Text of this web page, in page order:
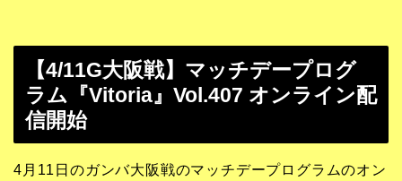
【4/11G大阪戦】マッチデープログ
ラム『Vitoria』Vol.407 オンライン配
信開始
4月11日のガンバ大阪戦のマッチデープログラムのオン